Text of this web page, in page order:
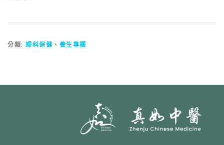
分類: 婦科保健 、 養生專欄